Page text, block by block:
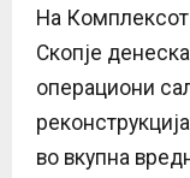
N
U
На Комплексот
Скопје
операциони
во вкупна